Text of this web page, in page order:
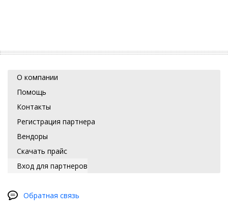
О компании
Помощь
Контакты
Регистрация партнера
Вендоры
Скачать прайс
Вход для партнеров
Обратная связь